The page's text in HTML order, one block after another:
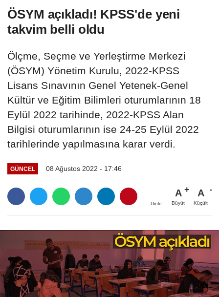
ÖSYM açıkladı! KPSS'de yeni
takvim belli oldu
Ölçme, Seçme ve Yerleştirme Merkezi
(ÖSYM) Yönetim Kurulu, 2022-KPSS
Lisans Sınavının Genel Yetenek-Genel
Kültür ve Eğitim Bilimleri oturumlarının 18
Eylül 2022 tarihinde, 2022-KPSS Alan
Bilgisi oturumlarının ise 24-25 Eylül 2022
tarihlerinde yapılmasına karar verdi.
GÜNCEL 08 Ağustos 2022 - 17:46
Dinle
A
Büyüt
A
Küçült